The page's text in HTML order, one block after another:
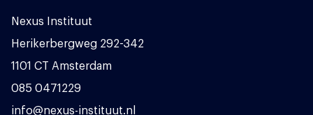
Nexus Instituut
Herikerbergweg 292-342
1101 CT Amsterdam
085 0471229
info@nexus-instituut.nl